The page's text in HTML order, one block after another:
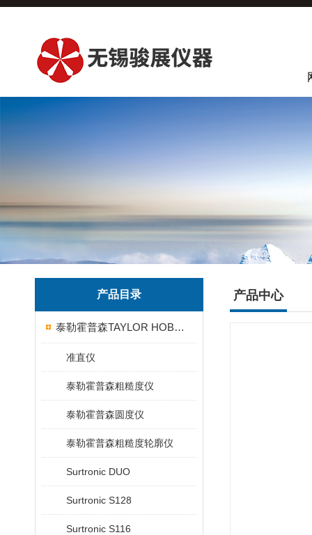
产品目录
泰勒霍普森TAYLOR HOBSON粗糙度仪
准直仪
泰勒霍普森粗糙度仪
泰勒霍普森圆度仪
泰勒霍普森粗糙度轮廓仪
Surtronic DUO
Surtronic S128
Surtronic S116
产品中心